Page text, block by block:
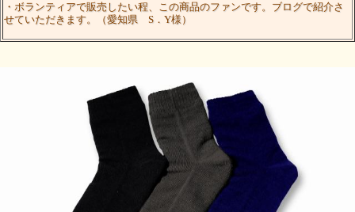
・ボランティアで販売したい程、この商品のファンです。ブログで紹介さ
せていただきます。（愛知県 S．Y様）